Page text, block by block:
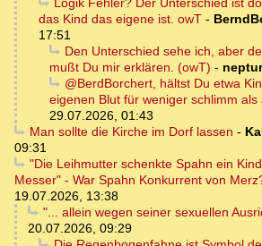
Logik Fehler? Der Unterschied ist
das Kind das eigene ist. owT -
17:51
Den Unterschied sehe ich, aber
mußt Du mir erklären. (owT) -
@BerdBorchert, hältst Du etwa
eigenen Blut für weniger schlimm
29.07.2026, 01:43
Man sollte die Kirche im Dorf lassen -
09:31
"Die Leihmutter schenkte Spahn ein
Messer" - War Spahn Konkurrent von
19.07.2026, 13:38
"... allein wegen seiner sexuellen
20.07.2026, 09:29